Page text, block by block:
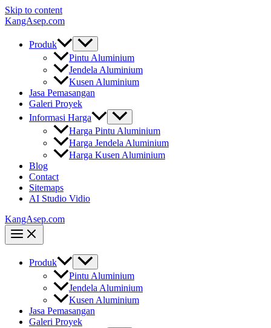
Skip to content
KangAsep.com
Produk
Pintu Aluminium
Jendela Aluminium
Kusen Aluminium
Jasa Pemasangan
Galeri Proyek
Informasi Harga
Harga Pintu Aluminium
Harga Jendela Aluminium
Harga Kusen Aluminium
Blog
Contact
Sitemaps
AI Studio Vidio
KangAsep.com
Produk
Pintu Aluminium
Jendela Aluminium
Kusen Aluminium
Jasa Pemasangan
Galeri Proyek